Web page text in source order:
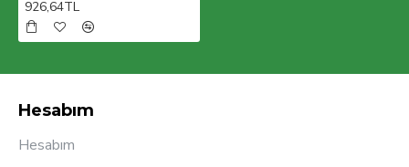
926,64TL
Hesabım
Hesabım